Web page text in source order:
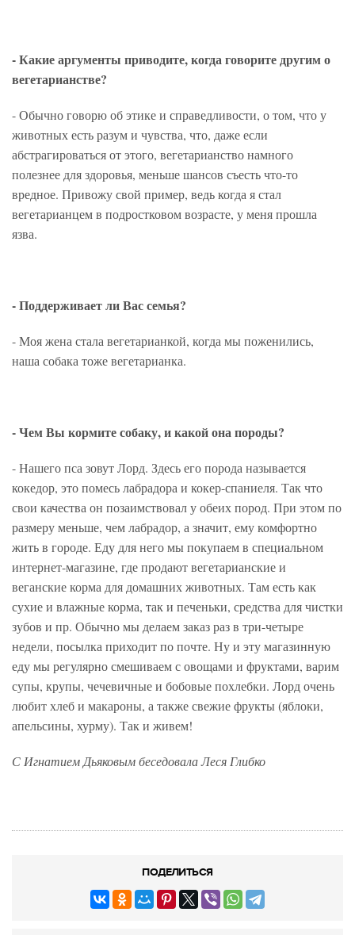
- Какие аргументы приводите, когда говорите другим о
вегетарианстве?
- Обычно говорю об этике и справедливости, о том, что у
животных есть разум и чувства, что, даже если
абстрагироваться от этого, вегетарианство намного
полезнее для здоровья, меньше шансов съесть что-то
вредное. Привожу свой пример, ведь когда я стал
вегетарианцем в подростковом возрасте, у меня прошла
язва.
- Поддерживает ли Вас семья?
- Моя жена стала вегетарианкой, когда мы поженились,
наша собака тоже вегетарианка.
- Чем Вы кормите собаку, и какой она породы?
- Нашего пса зовут Лорд. Здесь его порода называется
кокедор, это помесь лабрадора и кокер-спаниеля. Так что
свои качества он позаимствовал у обеих пород. При этом по
размеру меньше, чем лабрадор, а значит, ему комфортно
жить в городе. Еду для него мы покупаем в специальном
интернет-магазине, где продают вегетарианские и
веганские корма для домашних животных. Там есть как
сухие и влажные корма, так и печеньки, средства для чистки
зубов и пр. Обычно мы делаем заказ раз в три-четыре
недели, посылка приходит по почте. Ну и эту магазинную
еду мы регулярно смешиваем с овощами и фруктами, варим
супы, крупы, чечевичные и бобовые похлебки. Лорд очень
любит хлеб и макароны, а также свежие фрукты (яблоки,
апельсины, хурму). Так и живем!
С Игнатием Дьяковым беседовала Леся Глибко
ПОДЕЛИТЬСЯ